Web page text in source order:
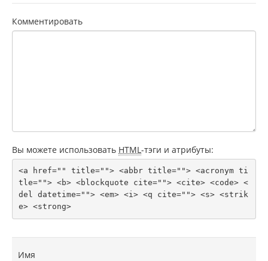
Комментировать
Вы можете использовать HTML -тэги и атрибуты:
<a href="" title=""> <abbr title=""> <acronym ti
tle=""> <b> <blockquote cite=""> <cite> <code> <
del datetime=""> <em> <i> <q cite=""> <s> <strik
e> <strong>
Имя